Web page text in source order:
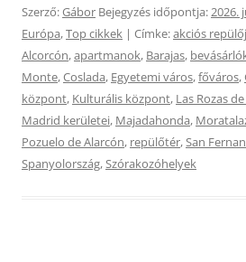
Szerző:Gábor Bejegyzés időpontja:2026.
Európa,Top cikkek | Címke:akciós
Alcorcón,apartmanok, Barajas,
Monte,Coslada, Egyetemi város,főváros,
központ, Kulturális központ, Las Rozas
Madrid kerületei, Majadahonda,
Pozuelo de Alarcón, repülőtér,San
Spanyolország,Szórakozóhelyek